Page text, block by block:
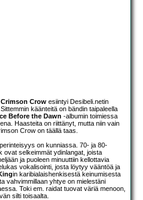
Crimson Crow esiintyi Desibeli.netin
käänteitä on bändin taipaleella
Before the Dawn -albumin toimiessa
Haasteita on riittänyt, mutta niin vain
Crow on täällä taas.
on kunniassa. 70- ja 80-
ovat selkeimmät ydinlangat, joista
ja puoleen minuuttiin kellottavia
vokalisointi, josta löytyy vääntöä ja
in karibialaishenkisestä keinumisesta
vahvimmillaan yhtye on mielestäni
Toki em. raidat tuovat väriä menoon,
silti toisaalta.